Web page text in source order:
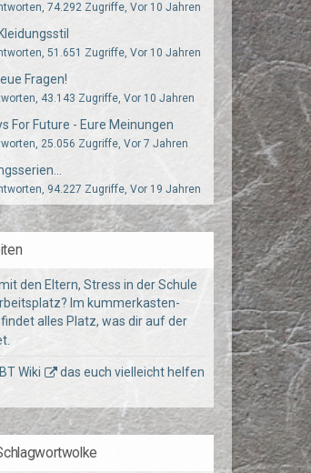
74.292 Zugriffe, Vor 10 Jahren
51.651 Zugriffe, Vor 10 Jahren
Fragen!
43.143 Zugriffe, Vor 10 Jahren
For Future - Eure Meinungen
25.056 Zugriffe, Vor 7 Jahren
94.227 Zugriffe, Vor 19 Jahren
den Eltern, Stress in der Schule
Im kummerkasten-
alles Platz, was dir auf der
Wiki
das euch vielleicht helfen